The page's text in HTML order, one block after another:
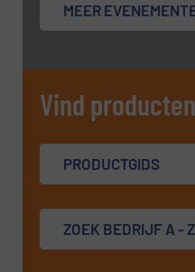
MEER
Vind
PRODUCTGIDS
ZOEK BEDRIJF A - Z